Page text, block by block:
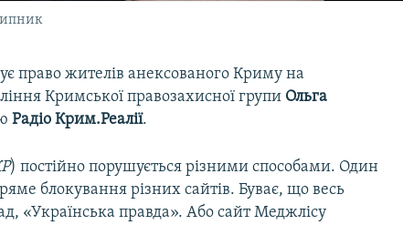
право жителів анексованого Криму на
Кримської правозахисної групи Ольга
Радіо Крим.Реалії.
) постійно порушується різними способами. Один
блокування різних сайтів. Буває, що весь
«Українська правда». Або сайт Меджлісу